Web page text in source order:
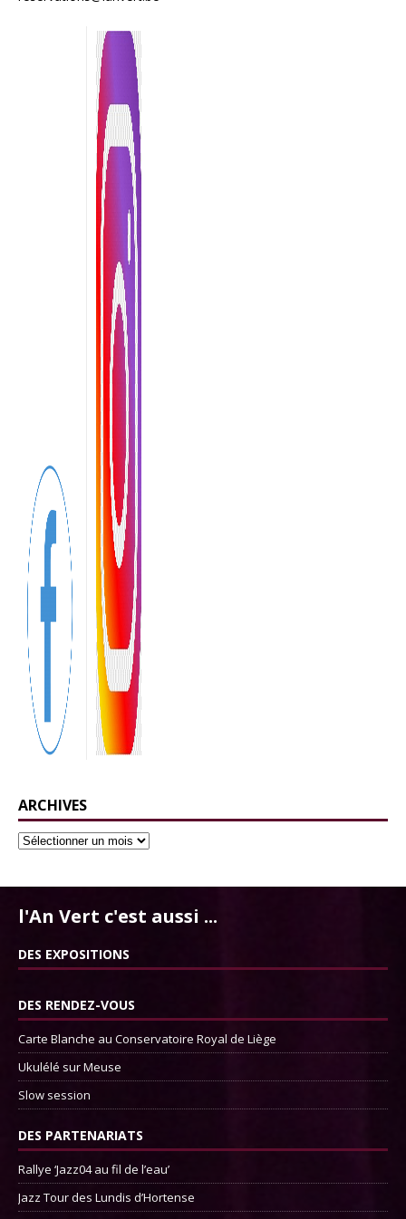
ARCHIVES
l'An Vert c'est aussi ...
DES EXPOSITIONS
DES RENDEZ-VOUS
Carte Blanche au Conservatoire Royal de Liège
Ukulélé sur Meuse
Slow session
DES PARTENARIATS
Rallye ‘Jazz04 au fil de l’eau’
Jazz Tour des Lundis d’Hortense